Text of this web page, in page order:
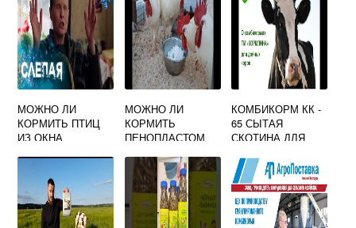
МОЖНО ЛИ
КОРМИТЬ ПТИЦ
ИЗ ОКНА
МОЖНО ЛИ
КОРМИТЬ
ПЕНОПЛАСТОМ
КОМБИКОРМ КК -
65 СЫТАЯ
СКОТИНА ДЛЯ